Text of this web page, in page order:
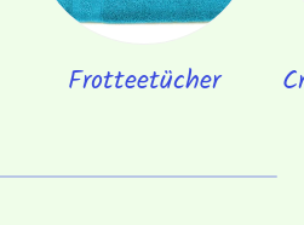
Frotteetücher